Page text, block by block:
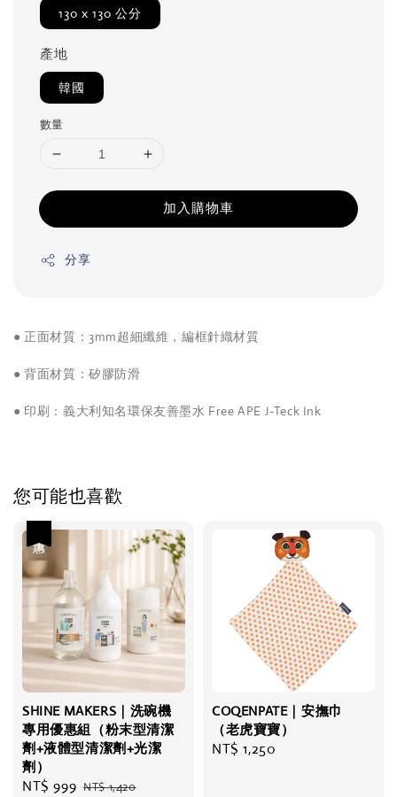
130 x 130 公分
產地
韓國
數量
加入購物車
分享
● 正面材質：3mm超細纖維，編框針織材質
● 背面材質：矽膠防滑
● 印刷：義大利知名環保友善墨水 Free APE J-Teck Ink
您可能也喜歡
SHINE MAKERS｜洗碗機
專用優惠組（粉末型清潔
劑+液體型清潔劑+光潔
劑）
Sale
NT$ 999 Regular
NT$ 1,420
COQENPATE｜安撫巾
（老虎寶寶）
Regular
NT$ 1,250